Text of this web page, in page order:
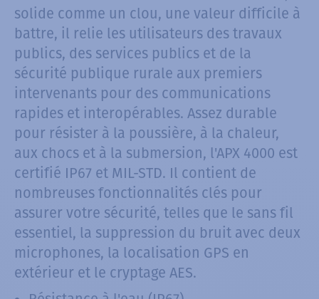
solide comme un clou, une valeur difficile à
battre, il relie les utilisateurs des travaux
publics, des services publics et de la
sécurité publique rurale aux premiers
intervenants pour des communications
rapides et interopérables. Assez durable
pour résister à la poussière, à la chaleur,
aux chocs et à la submersion, l'APX 4000 est
certifié IP67 et MIL-STD. Il contient de
nombreuses fonctionnalités clés pour
assurer votre sécurité, telles que le sans fil
essentiel, la suppression du bruit avec deux
microphones, la localisation GPS en
extérieur et le cryptage AES.